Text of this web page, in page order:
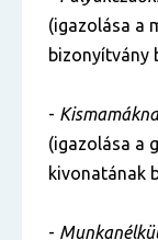
(igazolása a
bizonyítvány
-
(igazolása a
kivonatának
-